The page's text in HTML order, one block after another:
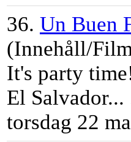
36. Un Buen
(Innehåll/
It's party tim
El Salvador...
torsdag 22